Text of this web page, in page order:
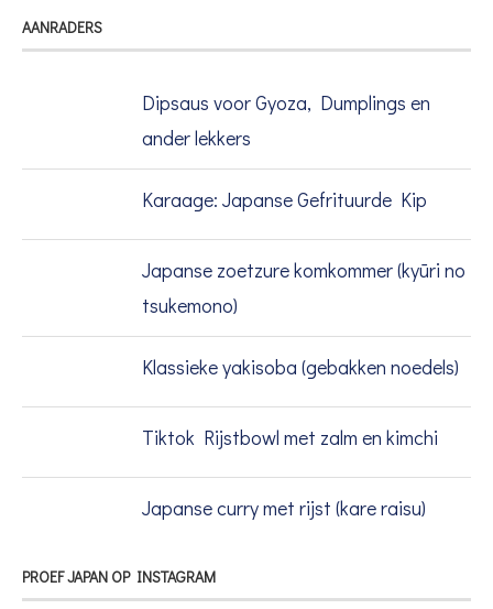
AANRADERS
Dipsaus voor Gyoza, Dumplings en
ander lekkers
Karaage: Japanse Gefrituurde Kip
Japanse zoetzure komkommer (kyūri no
tsukemono)
Klassieke yakisoba (gebakken noedels)
Tiktok Rijstbowl met zalm en kimchi
Japanse curry met rijst (kare raisu)
PROEF JAPAN OP INSTAGRAM